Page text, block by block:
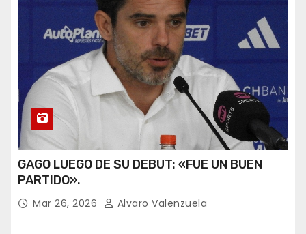
GAGO LUEGO DE SU DEBUT: «FUE UN BUEN
PARTIDO».
Mar 26, 2026 Alvaro Valenzuela